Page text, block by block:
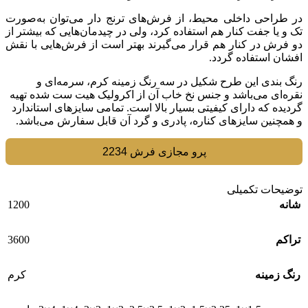
در طراحی داخلی محیط، از فرش‌های ترنج دار می‌توان به‌صورت
تک و یا جفت کنار هم استفاده کرد، ولی در چیدمان‌هایی که بیشتر از
دو فرش در کنار هم قرار می‌گیرند بهتر است از فرش‌هایی با نقش
افشان استفاده گردد.
رنگ بندی این طرح شکیل در سه رنگ زمینه کرم، سرمه‌ای و
نقره‌ای می‌باشد و جنس نخ خاب آن از اکرولیک هیت ست شده تهیه
گردیده که دارای کیفیتی بسیار بالا است. تمامی سایزهای استاندارد
و همچنین سایزهای کناره، پادری و گرد آن قابل سفارش می‌باشد.
پرو مجازی فرش 2234
توضیحات تکمیلی
شانه
1200
تراکم 3600
رنگ زمینه کرم